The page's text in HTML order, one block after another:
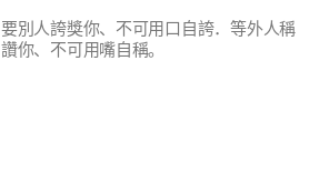
要別人誇獎你、不可用口自誇．等外人稱
讚你、不可用嘴自稱。